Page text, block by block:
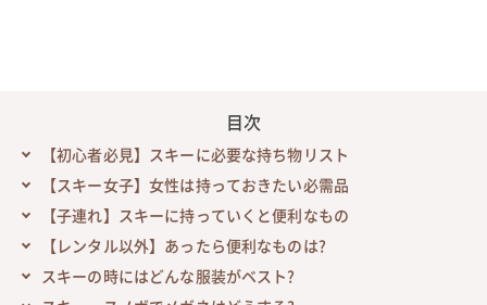
目次
【初心者必見】スキーに必要な持ち物リスト
【スキー女子】女性は持っておきたい必需品
【子連れ】スキーに持っていくと便利なもの
【レンタル以外】あったら便利なものは?
スキーの時にはどんな服装がベスト?